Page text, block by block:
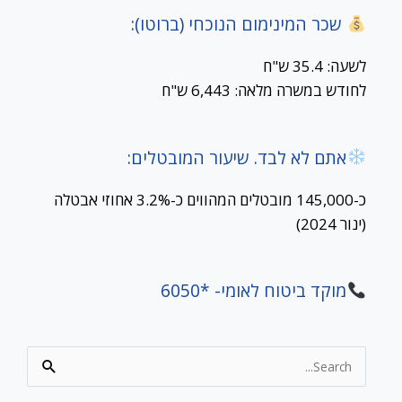
שכר המינימום הנוכחי (ברוטו):
לשעה: 35.4 ש"ח
לחודש במשרה מלאה: 6,443 ש"ח
אתם לא לבד. שיעור המובטלים:
כ-145,000 מובטלים המהווים כ-3.2% אחוזי אבטלה
(ינור 2024)
מוקד ביטוח לאומי- *6050
Search
for: